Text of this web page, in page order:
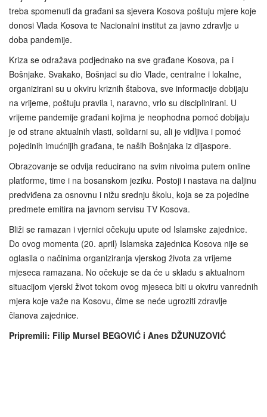
treba spomenuti da građani sa sjevera Kosova poštuju mjere koje
donosi Vlada Kosova te Nacionalni institut za javno zdravlje u
doba pandemije.
Kriza se odražava podjednako na sve građane Kosova, pa i
Bošnjake. Svakako, Bošnjaci su dio Vlade, centralne i lokalne,
organizirani su u okviru kriznih štabova, sve informacije dobijaju
na vrijeme, poštuju pravila i, naravno, vrlo su disciplinirani. U
vrijeme pandemije građani kojima je neophodna pomoć dobijaju
je od strane aktualnih vlasti, solidarni su, ali je vidljiva i pomoć
pojedinih imućnijih građana, te naših Bošnjaka iz dijaspore.
Obrazovanje se odvija reducirano na svim nivoima putem online
platforme, time i na bosanskom jeziku. Postoji i nastava na daljinu
predviđena za osnovnu i nižu srednju školu, koja se za pojedine
predmete emitira na javnom servisu TV Kosova.
Bliži se ramazan i vjernici očekuju upute od Islamske zajednice.
Do ovog momenta (20. april) Islamska zajednica Kosova nije se
oglasila o načinima organiziranja vjerskog života za vrijeme
mjeseca ramazana. No očekuje se da će u skladu s aktualnom
situacijom vjerski život tokom ovog mjeseca biti u okviru vanrednih
mjera koje važe na Kosovu, čime se neće ugroziti zdravlje
članova zajednice.
Pripremili: Filip Mursel BEGOVIĆ i Anes DŽUNUZOVIĆ